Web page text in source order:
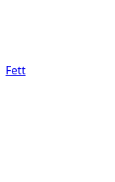
Fett